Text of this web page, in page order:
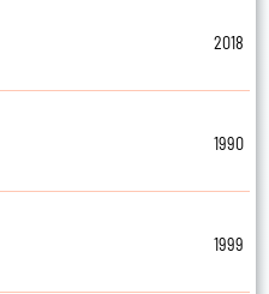
2018
1990
1999